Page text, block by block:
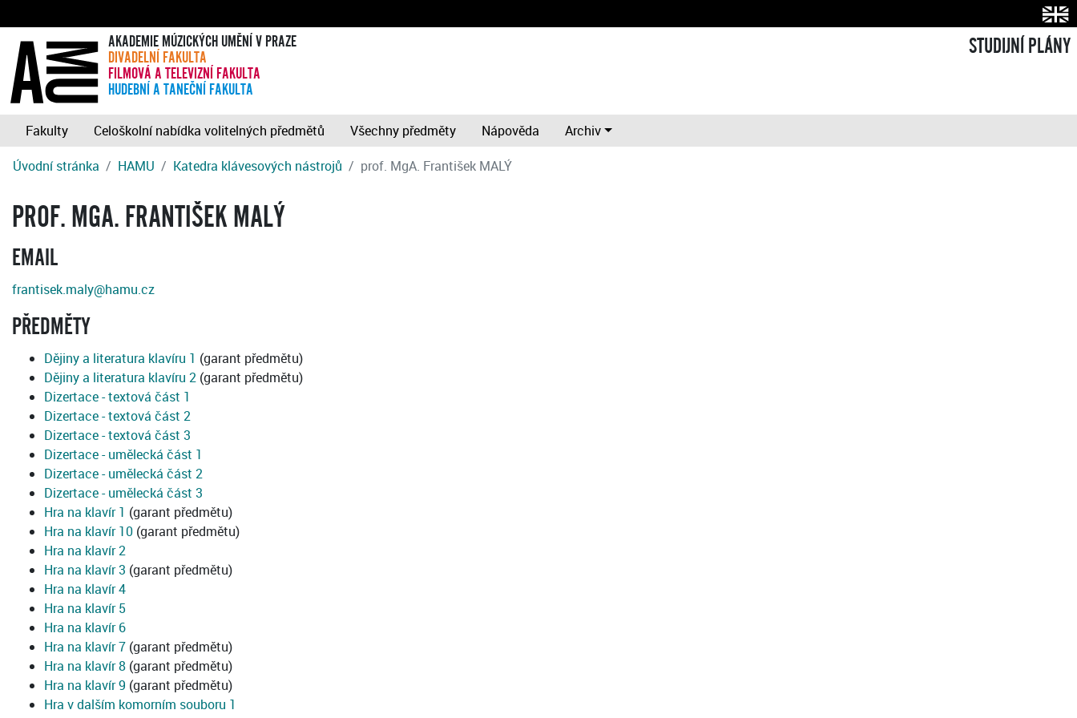
AKADEMIE MÚZICKÝCH UMĚNÍ V PRAZE
DIVADELNÍ FAKULTA
FILMOVÁ A TELEVIZNÍ FAKULTA
HUDEBNÍ A TANEČNÍ FAKULTA
STUDIJNÍ PLÁNY
Fakulty Celoškolní nabídka volitelných předmětů Všechny předměty Nápověda
Archiv
Úvodní stránka
HAMU Katedra klávesových nástrojů prof. MgA. František MALÝ
PROF. MGA. FRANTIŠEK MALÝ
EMAIL
frantisek.maly@hamu.cz
PŘEDMĚTY
Dějiny a literatura klavíru 1 (garant předmětu)
Dějiny a literatura klavíru 2 (garant předmětu)
Dizertace - textová část 1
Dizertace - textová část 2
Dizertace - textová část 3
Dizertace - umělecká část 1
Dizertace - umělecká část 2
Dizertace - umělecká část 3
Hra na klavír 1 (garant předmětu)
Hra na klavír 10 (garant předmětu)
Hra na klavír 2
Hra na klavír 3 (garant předmětu)
Hra na klavír 4
Hra na klavír 5
Hra na klavír 6
Hra na klavír 7 (garant předmětu)
Hra na klavír 8 (garant předmětu)
Hra na klavír 9 (garant předmětu)
Hra v dalším komorním souboru 1